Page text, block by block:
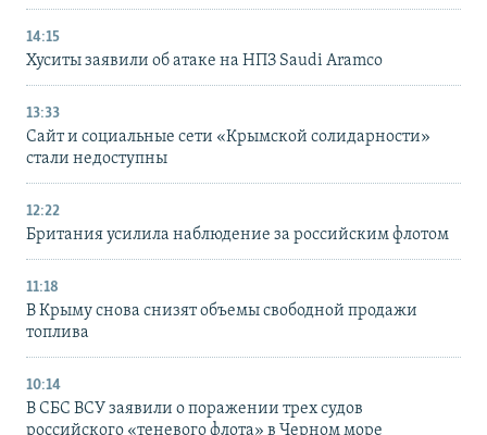
14:15
Хуситы заявили об атаке на НПЗ Saudi Aramco
13:33
Сайт и социальные сети «Крымской солидарности»
стали недоступны
12:22
Британия усилила наблюдение за российским флотом
11:18
В Крыму снова снизят объемы свободной продажи
топлива
10:14
В СБС ВСУ заявили о поражении трех судов
российского «теневого флота» в Черном море